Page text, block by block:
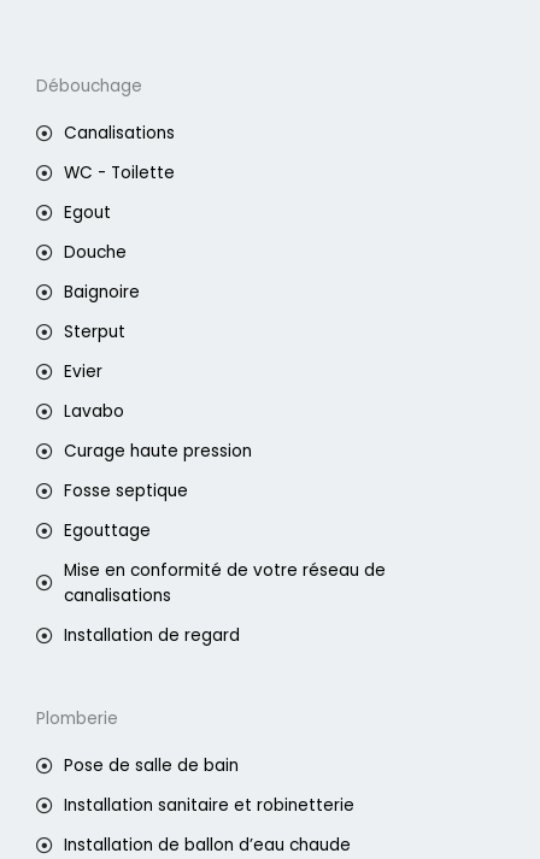
Débouchage
Canalisations
WC - Toilette
Egout
Douche
Baignoire
Sterput
Evier
Lavabo
Curage haute pression
Fosse septique
Egouttage
Mise en conformité de votre réseau de
canalisations
Installation de regard
Plomberie
Pose de salle de bain
Installation sanitaire et robinetterie
Installation de ballon d’eau chaude